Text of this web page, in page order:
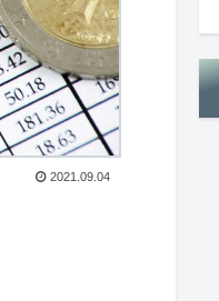
2021.09.04